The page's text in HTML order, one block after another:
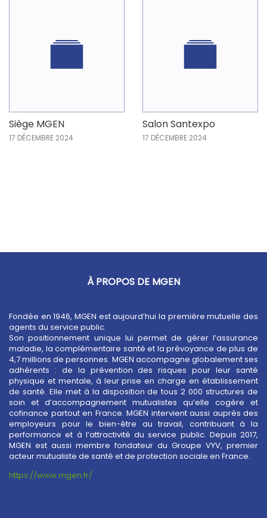
Siège MGEN
17 DÉCEMBRE 2024
Salon Santexpo
17 DÉCEMBRE 2024
À PROPOS DE MGEN
Fondée en 1946, MGEN est aujourd’hui la première mutuelle des
agents du service public.
Son positionnement unique lui permet de gérer l’assurance
maladie, la complémentaire santé et la prévoyance de plus de
4,7 millions de personnes. MGEN accompagne globalement ses
adhérents : de la prévention des risques pour leur santé
physique et mentale, à leur prise en charge en établissement
de santé. Elle met à la disposition de tous 2 000 structures de
soin et d’accompagnement mutualistes qu’elle cogère et
cofinance partout en France. MGEN intervient aussi auprès des
employeurs pour le bien-être au travail, contribuant à la
performance et à l’attractivité du service public. Depuis 2017,
MGEN est aussi membre fondateur du Groupe VYV, premier
acteur mutualiste de santé et de protection sociale en France.
https://www.mgen.fr/